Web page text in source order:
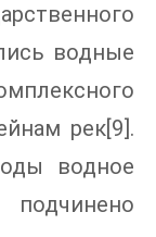
водные
рек[9].
водное